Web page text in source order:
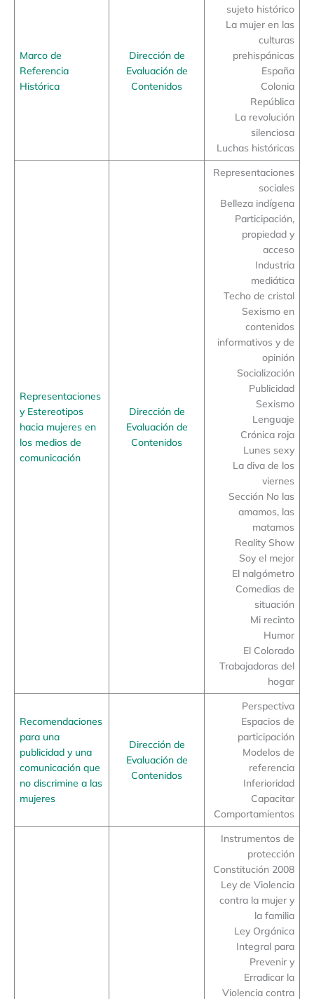
Marco de
Referencia
Histórica
Dirección de
Evaluación de
Contenidos
sujeto histórico
La mujer en las
culturas
prehispánicas
España
Colonia
República
La revolución
silenciosa
Luchas históricas
Representaciones
y Estereotipos
hacia mujeres en
los medios de
comunicación
Dirección de
Evaluación de
Contenidos
Representaciones
sociales
Belleza indígena
Participación,
propiedad y
acceso
Industria
mediática
Techo de cristal
Sexismo en
contenidos
informativos y de
opinión
Socialización
Publicidad
Sexismo
Lenguaje
Crónica roja
Lunes sexy
La diva de los
viernes
Sección No las
amamos, las
matamos
Reality Show
Soy el mejor
El nalgómetro
Comedias de
situación
Mi recinto
Humor
El Colorado
Trabajadoras del
hogar
Recomendaciones
para una
publicidad y una
comunicación que
no discrimine a las
mujeres
Dirección de
Evaluación de
Contenidos
Perspectiva
Espacios de
participación
Modelos de
referencia
Inferioridad
Capacitar
Comportamientos
Instrumentos de
protección
Constitución 2008
Ley de Violencia
contra la mujer y
la familia
Ley Orgánica
Integral para
Prevenir y
Erradicar la
Violencia contra